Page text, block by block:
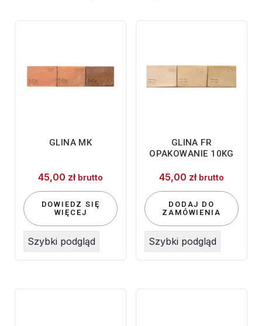
GLINA MK
45,00 zł brutto
DOWIEDZ SIĘ
WIĘCEJ
Szybki podgląd
GLINA FR
OPAKOWANIE 10KG
45,00 zł brutto
DODAJ DO
ZAMÓWIENIA
Szybki podgląd